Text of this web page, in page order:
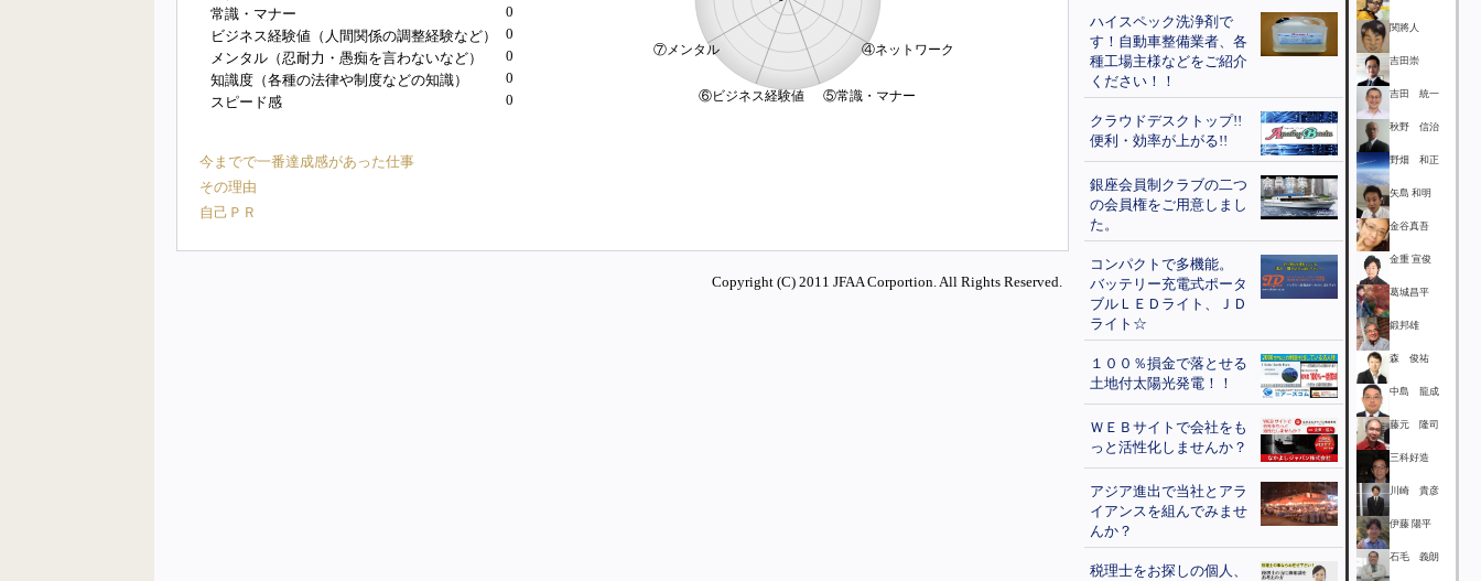
常識・マナー
0
ビジネス経験値（人間関係の調整経験など）
0
メンタル（忍耐力・愚痴を言わないなど）
0
知識度（各種の法律や制度などの知識）
0
スピード感
0
今までで一番達成感があった仕事
その理由
自己ＰＲ
Copyright (C) 2011 JFAA Corportion. All Rights Reserved.
ハイスペック洗浄剤で
す！自動車整備業者、各
種工場主様などをご紹介
ください！！
クラウドデスクトップ!!
便利・効率が上がる!!
銀座会員制クラブの二つ
の会員権をご用意しまし
た。
コンパクトで多機能。
バッテリー充電式ポータ
ブルＬＥＤライト、ＪＤ
ライト☆
１００％損金で落とせる
土地付太陽光発電！！
ＷＥＢサイトで会社をも
っと活性化しませんか？
アジア進出で当社とアラ
イアンスを組んでみませ
んか？
税理士をお探しの個人、
関將人
吉田崇
吉田 統一
秋野 信治
野畑 和正
矢島 和明
金谷真吾
金重 宣俊
葛城昌平
鍛邦雄
森 俊祐
中島 龍成
藤元 隆司
三科好造
川崎 貴彦
伊藤 陽平
石毛 義朗